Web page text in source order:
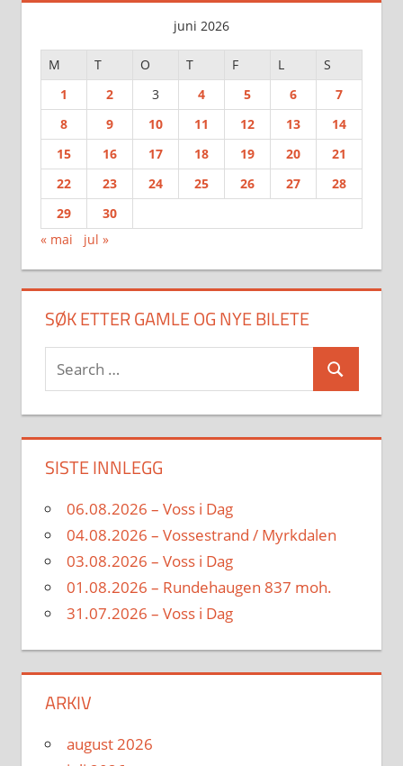
juni 2026
M T O T F L
S
1
2 3 4 5 6
7
8
9 10 11 12 13
14
15
16 17 18 19 20
21
22
23 24 25 26 27
28
29
30
« mai
jul »
SØK ETTER GAMLE OG NYE BILETE
Search
for:
Search
SISTE INNLEGG
06.08.2026 – Voss i Dag
04.08.2026 – Vossestrand / Myrkdalen
03.08.2026 – Voss i Dag
01.08.2026 – Rundehaugen 837 moh.
31.07.2026 – Voss i Dag
ARKIV
august 2026